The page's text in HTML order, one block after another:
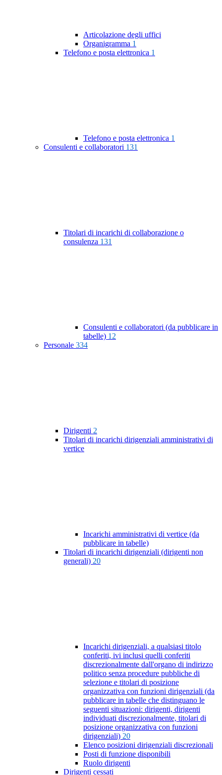
Articolazione degli uffici
Organigramma 1
Telefono e posta elettronica 1
Telefono e posta elettronica 1
Consulenti e collaboratori 131
Titolari di incarichi di collaborazione o
consulenza 131
Consulenti e collaboratori (da pubblicare in
tabelle) 12
Personale 334
Dirigenti 2
Titolari di incarichi dirigenziali amministrativi di
vertice
Incarichi amministrativi di vertice (da
pubblicare in tabelle)
Titolari di incarichi dirigenziali (dirigenti non
generali) 20
Incarichi dirigenziali, a qualsiasi titolo
conferiti, ivi inclusi quelli conferiti
discrezionalmente dall'organo di indirizzo
politico senza procedure pubbliche di
selezione e titolari di posizione
organizzativa con funzioni dirigenziali (da
pubblicare in tabelle che distinguano le
seguenti situazioni: dirigenti, dirigenti
individuati discrezionalmente, titolari di
posizione organizzativa con funzioni
dirigenziali) 20
Elenco posizioni dirigenziali discrezionali
Posti di funzione disponibili
Ruolo dirigenti
Dirigenti cessati